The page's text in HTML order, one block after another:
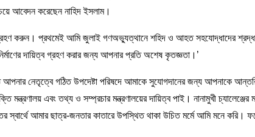
আবেদন করেছেন নাহিদ ইসলাম।
করুন। প্রথমেই আমি জুলাই গণঅভ্যুত্থানে শহিদ ও আহত সহযোদ্ধাদের
দায়িত্ব গ্রহণ করার জন্য আপনার প্রতি অশেষ কৃতজ্ঞতা।’
আপনার নেতৃত্বে গঠিত উপদেষ্টা পরিষদে আমাকে সুযোগদানের জন্য আপনাকে
মন্ত্রণালয় এবং তথ্য ও সম্প্রচার মন্ত্রণালয়ের দায়িত্ব পাই। নানামুখী
স্বার্থে আমার ছাত্র-জনতার কাতারে উপস্থিত থাকা উচিত মর্মে আমি মনে করি।